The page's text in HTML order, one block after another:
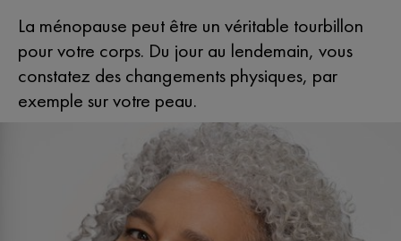
La ménopause peut être un véritable tourbillon
pour votre corps. Du jour au lendemain, vous
constatez des changements physiques, par
exemple sur votre peau.